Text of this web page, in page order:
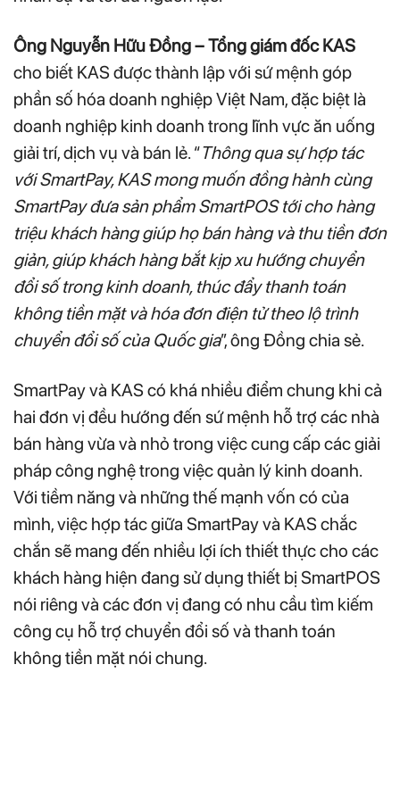
Ông Nguyễn Hữu Đồng – Tổng giám đốc KAS
cho biết KAS được thành lập với sứ mệnh góp
phần số hóa doanh nghiệp Việt Nam, đặc biệt là
doanh nghiệp kinh doanh trong lĩnh vực ăn uống
giải trí, dịch vụ và bán lẻ. “Thông qua sự hợp tác
với SmartPay, KAS mong muốn đồng hành cùng
SmartPay đưa sản phẩm SmartPOS tới cho hàng
triệu khách hàng giúp họ bán hàng và thu tiền đơn
giản, giúp khách hàng bắt kịp xu hướng chuyển
đổi số trong kinh doanh, thúc đẩy thanh toán
không tiền mặt và hóa đơn điện tử theo lộ trình
chuyển đổi số của Quốc gia”, ông Đồng chia sẻ.
SmartPay và KAS có khá nhiều điểm chung khi cả
hai đơn vị đều hướng đến sứ mệnh hỗ trợ các nhà
bán hàng vừa và nhỏ trong việc cung cấp các giải
pháp công nghệ trong việc quản lý kinh doanh.
Với tiềm năng và những thế mạnh vốn có của
mình, việc hợp tác giữa SmartPay và KAS chắc
chắn sẽ mang đến nhiều lợi ích thiết thực cho các
khách hàng hiện đang sử dụng thiết bị SmartPOS
nói riêng và các đơn vị đang có nhu cầu tìm kiếm
công cụ hỗ trợ chuyển đổi số và thanh toán
không tiền mặt nói chung.